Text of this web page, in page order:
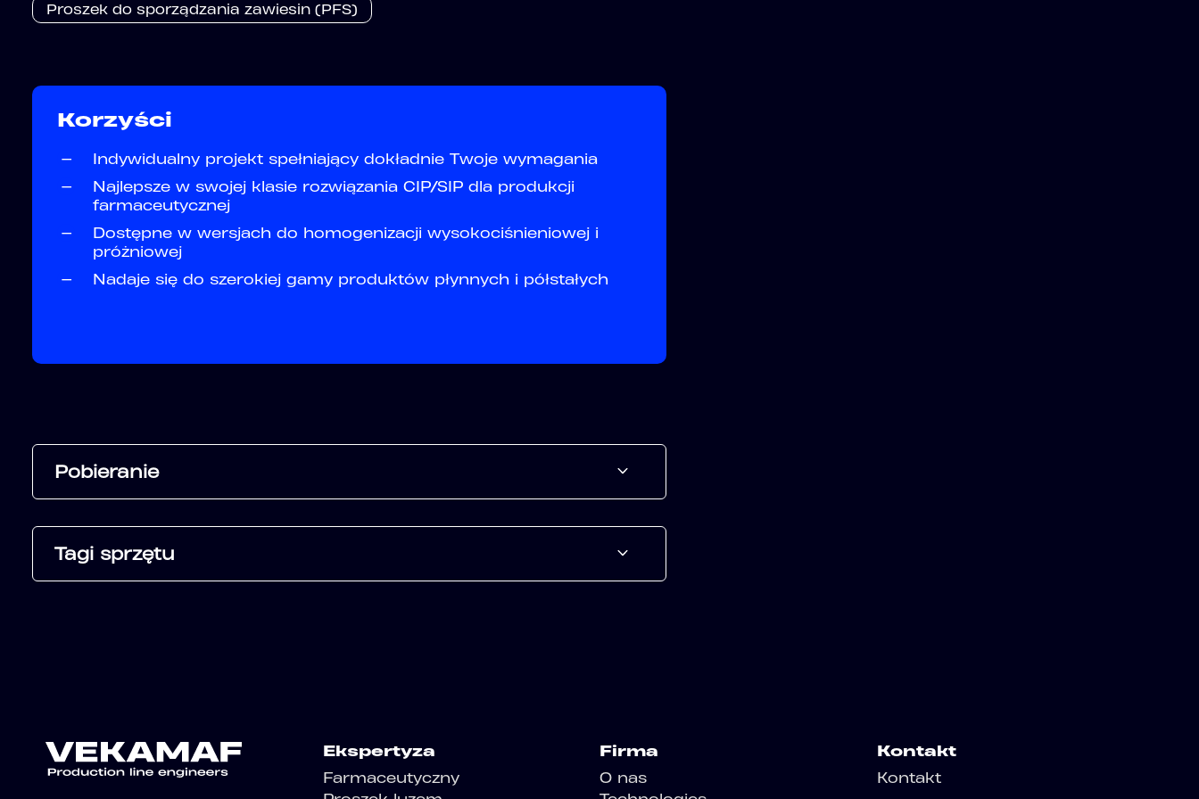
Proszek do sporządzania zawiesin (PFS)
Korzyści
—
Indywidualny projekt spełniający dokładnie Twoje wymagania
—
Najlepsze w swojej klasie rozwiązania CIP/SIP dla produkcji
farmaceutycznej
—
Dostępne w wersjach do homogenizacji wysokociśnieniowej i
próżniowej
—
Nadaje się do szerokiej gamy produktów płynnych i półstałych
Pobieranie
Tagi sprzętu
Ekspertyza
Farmaceutyczny
Firma
O nas
Kontakt
Kontakt